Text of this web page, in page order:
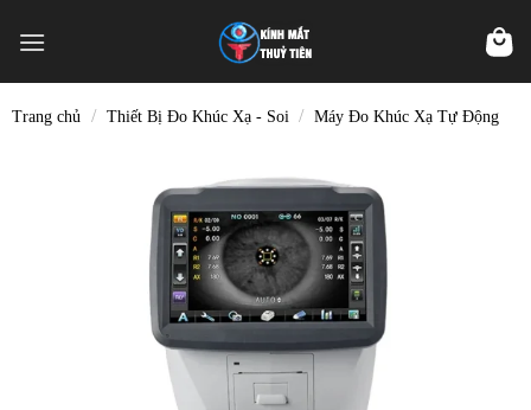
Trang chủ / Thiết Bị Đo Khúc Xạ - Soi / Máy Đo Khúc Xạ Tự Động